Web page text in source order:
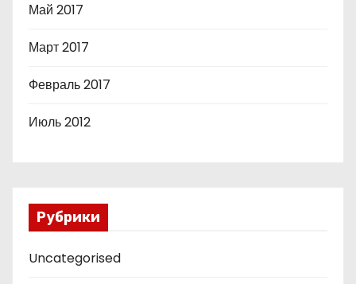
Май 2017
Март 2017
Февраль 2017
Июль 2012
Рубрики
Uncategorised